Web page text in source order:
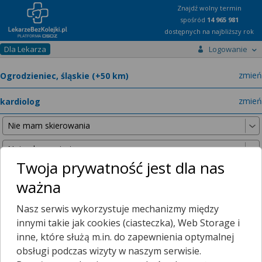
Znajdź wolny termin
spośród 14 965 981
dostępnych na najbliższy rok
Dla Lekarza Logowanie
zmień
zmień
Nie znaleźliśmy żadnych lekarzy w promieniu25 km , dlatego
zwiększyliśmy promień wyszukiwania do
50 km
Twoja prywatność jest dla nas
ważna
Nasz serwis wykorzystuje mechanizmy między
innymi takie jak cookies (ciasteczka), Web Storage i
inne, które służą m.in. do zapewnienia optymalnej
obsługi podczas wizyty w naszym serwisie.